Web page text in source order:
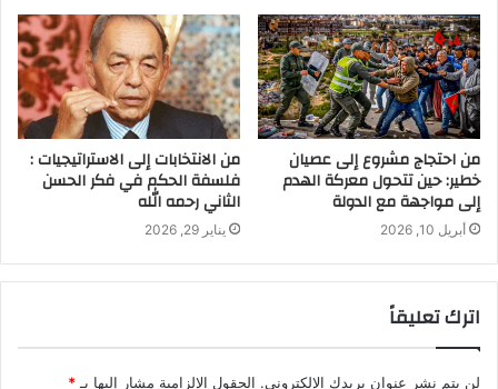
من احتجاج مشروع إلى عصيان
خطير: حين تتحول معركة الهدم
إلى مواجهة مع الدولة
أبريل 10, 2026
من الانتخابات إلى الاستراتيجيات :
فلسفة الحكم في فكر الحسن
الثاني رحمه الله
يناير 29, 2026
اترك تعليقاً
لن يتم نشر عنوان بريدك الإلكتروني. الحقول الإلزامية مشار إليها بـ*